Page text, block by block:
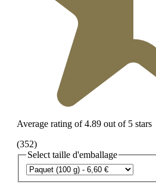
Average rating of 4.89 out of 5 stars
(352)
Select taille d'emballage